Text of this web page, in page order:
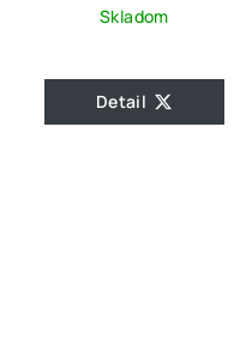
Skladom
Detail